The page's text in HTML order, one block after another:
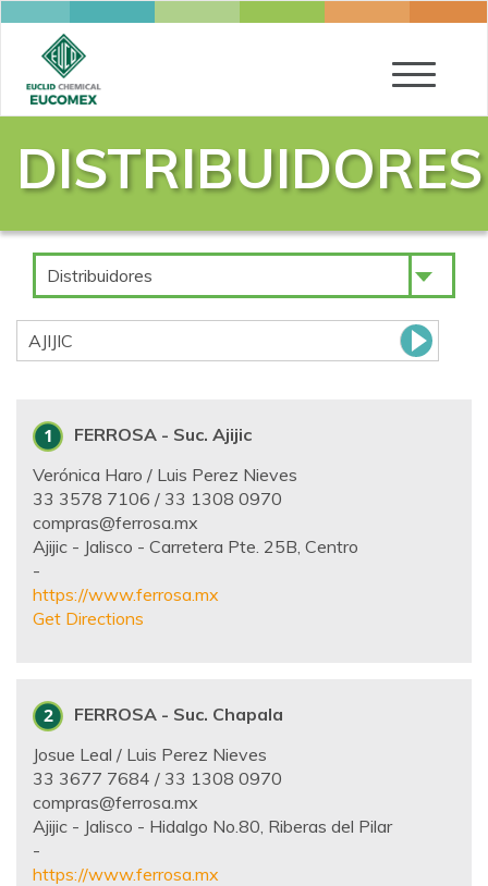
Toggle
DISTRIBUIDORES
Distribuidores
AJIJIC
FERROSA - Suc. Ajijic
Verónica Haro / Luis Perez Nieves
33 3578 7106 / 33 1308 0970
compras@ferrosa.mx
Ajijic - Jalisco - Carretera Pte. 25B, Centro
-
https://www.ferrosa.mx
Get Directions
FERROSA - Suc. Chapala
Josue Leal / Luis Perez Nieves
33 3677 7684 / 33 1308 0970
compras@ferrosa.mx
Ajijic - Jalisco - Hidalgo No.80, Riberas del Pilar
-
https://www.ferrosa.mx